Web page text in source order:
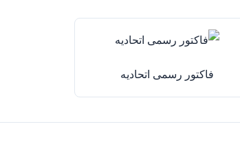
فاکتور رسمی اتحادیه